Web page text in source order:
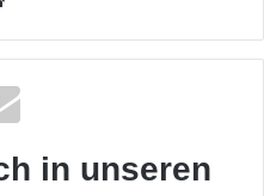
in unseren